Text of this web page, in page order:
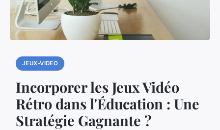
JEUX-VIDEO
Incorporer les Jeux Vidéo
Rétro dans l'Éducation : Une
Stratégie Gagnante ?